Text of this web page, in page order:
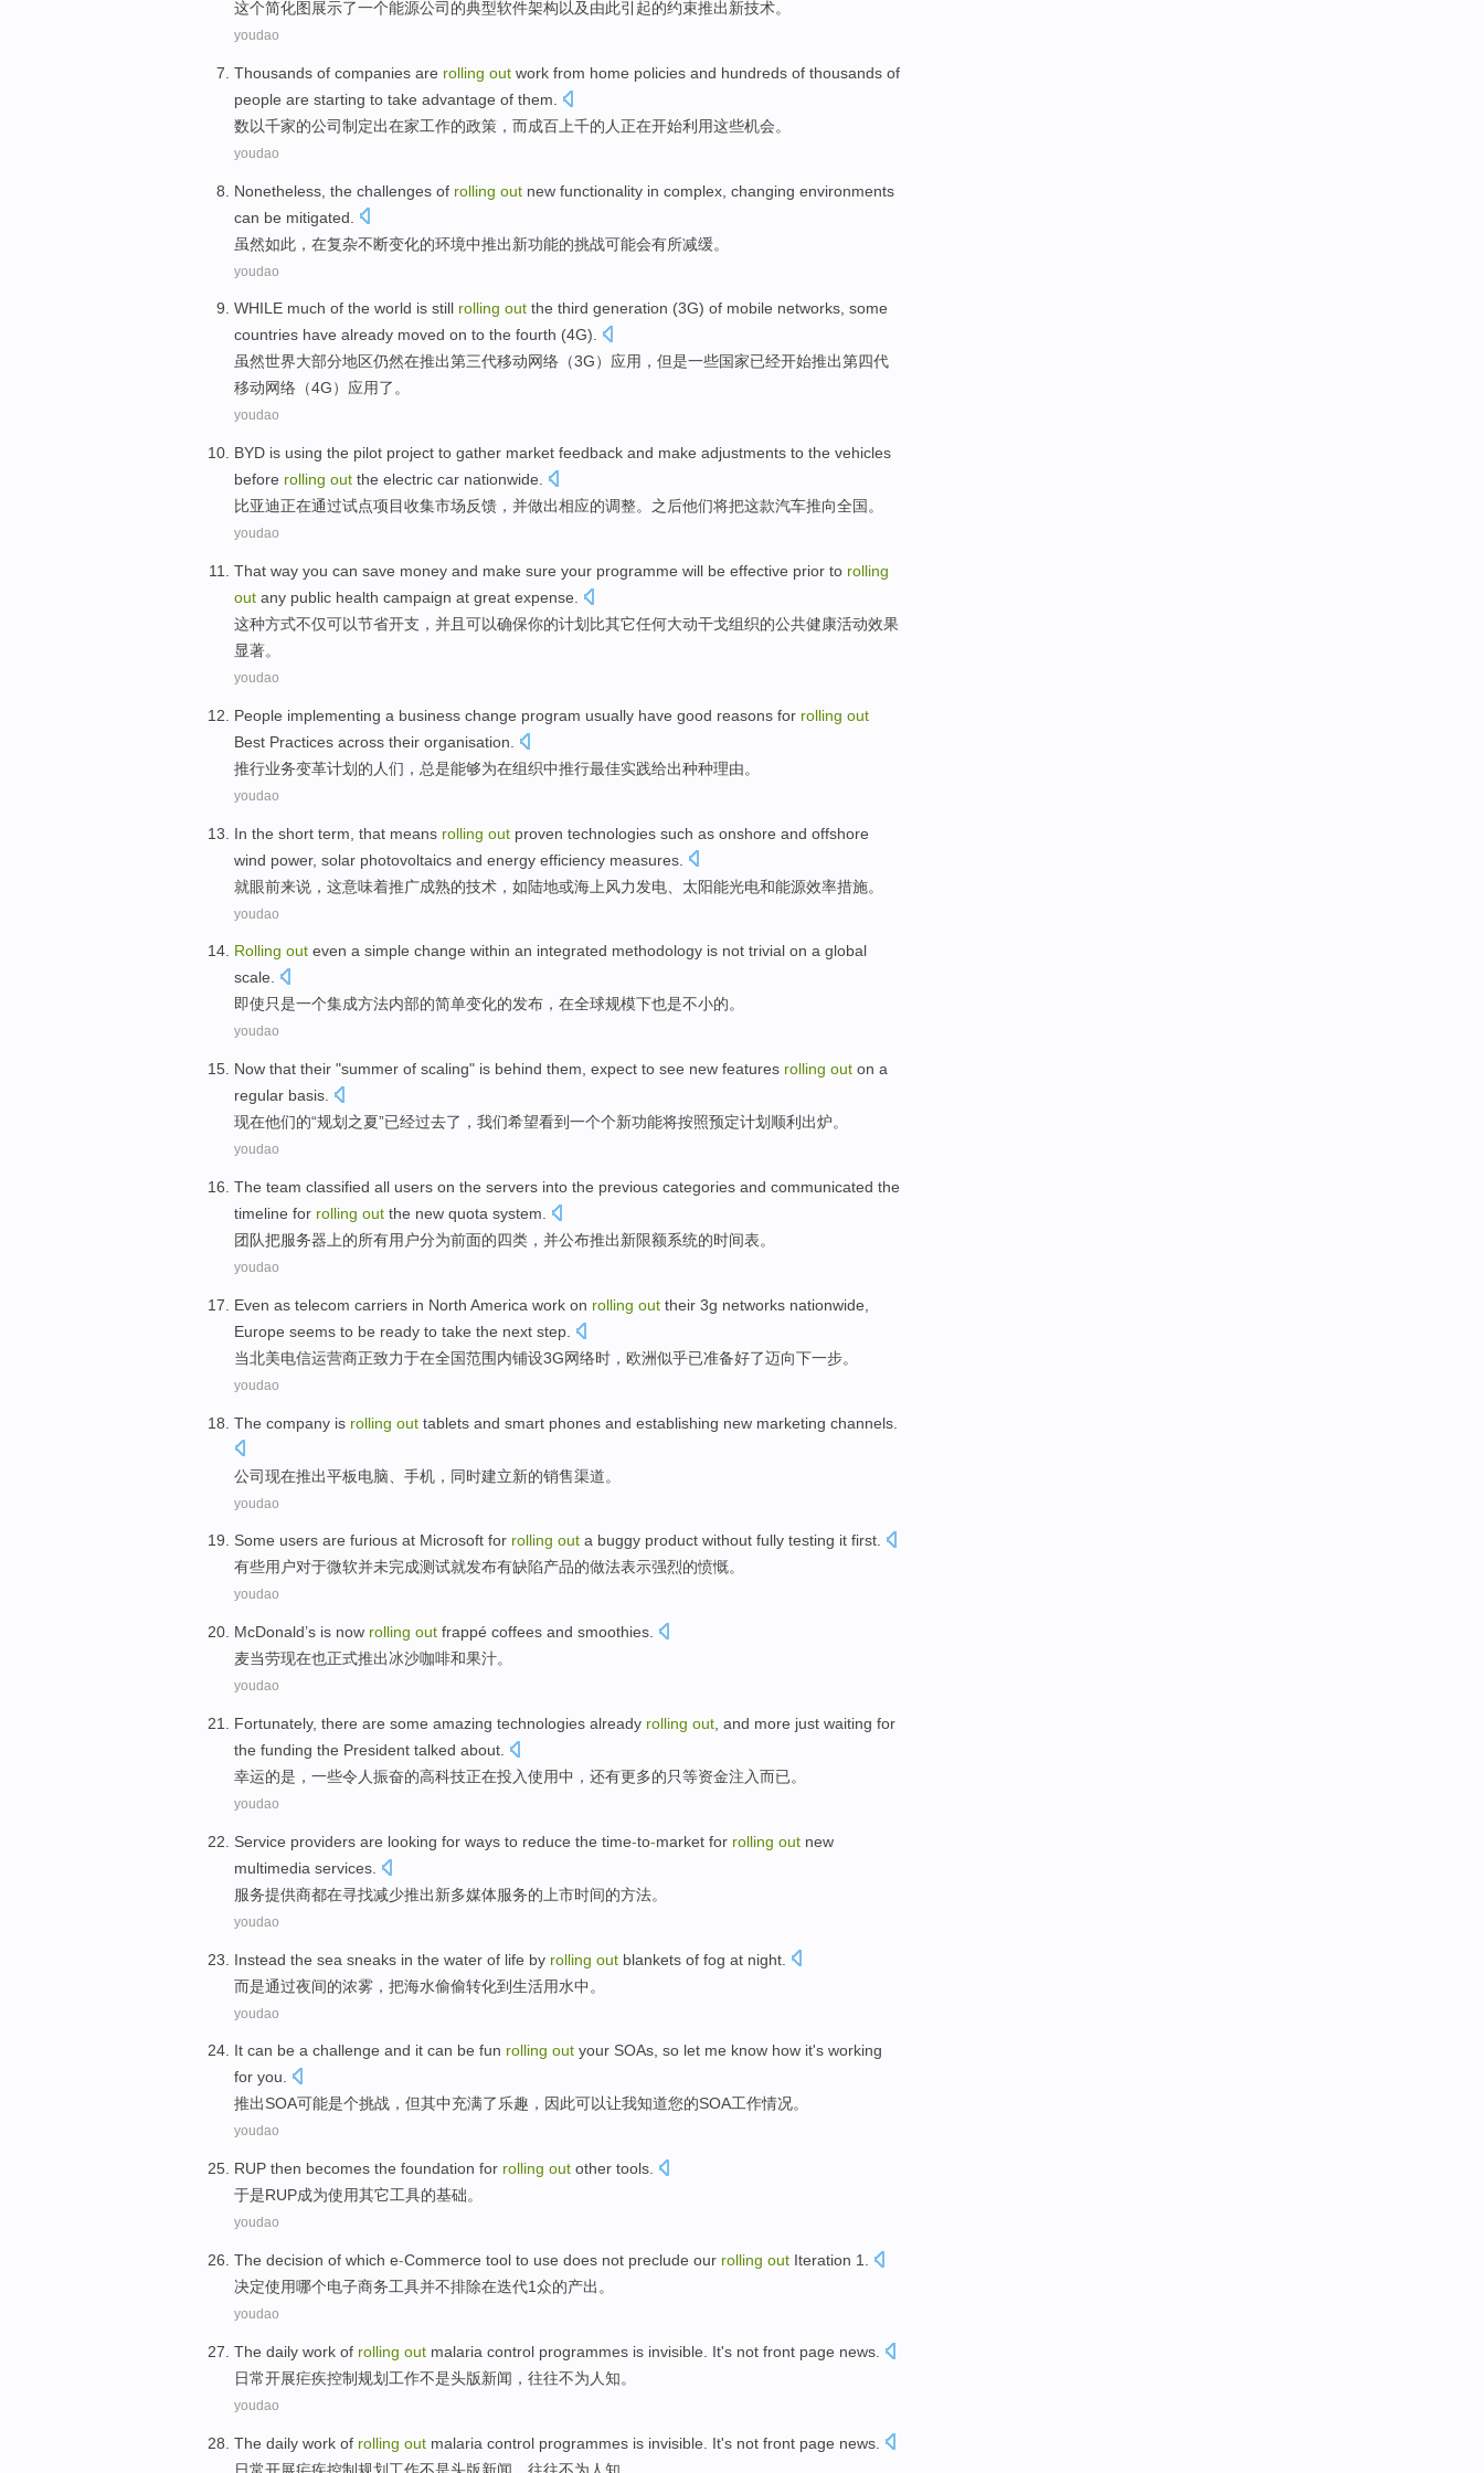
这个简化图 展示了一个能源公司 的典型软件架构以及由此引起的约束推出新技术。
youdao
Thousands of companies are rolling out work from home policies and hundreds of thousands of
people are starting to take advantage of them
数以千家的公司制定出在家工作的政策 ， 而成百 上千的 人正在开始利用这些机会。
youdao
Nonetheless the challenges of rolling out new functionality in complex changing environments
can be mitigated
虽然如此 ， 在复杂不断变化的环境中推出新功能的挑战可能会有所减缓。
youdao
WHILE much of the world is still rolling out the third generation (3G) of mobile networks, some
countries have already moved on to the fourth (4G).
虽然世界大部分地区仍然在推出第三代移动网络 （3G）应用， 但是一些国家已经开始推出第四代
移动网络（4G）应用了。
youdao
BYD is using the pilot project to gather market feedback and make adjustments to the vehicles
before rolling out the electric car nationwide
比亚迪正在通过试点项目收集市场反馈 ， 并做出相应的调整。之后他们将把这款汽车推向全国 。
youdao
That way you can save money and make sure your programme will be effective prior to rolling
out any public health campaign at great expense
这种方式不仅可以节省开支 ， 并且 可以确保你的计划 比其它任何大动干戈组织的公共健康活动效果
显著。
youdao
People implementing a business change program usually have good reasons for rolling out
Best Practices across their organisation
推行业务变革计划 的 人们 ， 总是能够为在组织中推行最佳实践给出种种理由。
youdao
In the short term that means rolling out proven technologies such as onshore and offshore
wind power, solar photovoltaics and energy efficiency measures
就眼前来说， 这意味着推广成熟的技术 ， 如陆地或海上 风力发电 太阳能光电和能源效率措施。
youdao
Rolling out even a simple change within an integrated methodology is not trivial on a global
scale.
即使只是一个集成方法内部的简单变化的发布， 在全球规模下也是不小的。
youdao
Now that their "summer of scaling" is behind them, expect to see new features rolling out on a
regular basis.
现在他们的“规划之夏”已经过去了，我们希望看到一个个新功能将按照预定计划顺利出炉。
youdao
The team classified all users on the servers into the previous categories and communicated the
timeline for rolling out the new quota system
团队把服务器 上的所有用户分为前面的四类 ， 并公布推出新限额系统的时间表。
youdao
Even as telecom carriers in North America work on rolling out their 3g networks nationwide
Europe seems to be ready to take the next step
当北美电信运营商正致力于在全国范围内铺设3G网络时， 欧洲似乎已准备好了迈向下一步。
youdao
The company is rolling out tablets and smart phones and establishing new marketing channels
公司现在推出平板电脑 手机 ， 同时建立新的销售渠道。
youdao
Some users are furious at Microsoft for rolling out a buggy product without fully testing it first.
有些用户对于微软并未完成测试就发布有缺陷产品的做法表示强烈的愤慨。
youdao
McDonald’s is now rolling out frappé coffees and smoothies
麦当劳现在也正式推出冰沙咖啡和果汁。
youdao
Fortunately, there are some amazing technologies already rolling out and more just waiting for
the funding the President talked about.
幸运的是 ， 一些令人振奋的高科技正在投入使用中， 还有更多的只等资金注入而已。
youdao
Service providers are looking for ways to reduce the time-to-market for rolling out new
multimedia services
服务提供商都在寻找减少推出新多媒体服务的 上市时间的方法。
youdao
Instead the sea sneaks in the water of life by rolling out blankets of fog at night
而是通过夜间的浓雾 ，把海水偷偷转化到生活用水中。
youdao
It can be a challenge and it can be fun rolling out your SOAs, so let me know how it's working
for you.
推出SOA可能是个挑战， 但其中充满了乐趣 ， 因此可以让我知道您的SOA工作情况。
youdao
RUP then becomes the foundation for rolling out other tools
于是RUP成为使用其它工具的基础。
youdao
The decision of which e-Commerce tool to use does not preclude our rolling out Iteration 1
决定使用哪个电子商务工具并不排除在迭代1众的产出。
youdao
The daily work of rolling out malaria control programmes is invisible . It's not front page news
日常开展疟疾控制规划 工作不是头版新闻， 往往不为人知。
youdao
The daily work of rolling out malaria control programmes is invisible . It's not front page news
日常开展疟疾控制规划工作不是头版新闻， 往往不为人知